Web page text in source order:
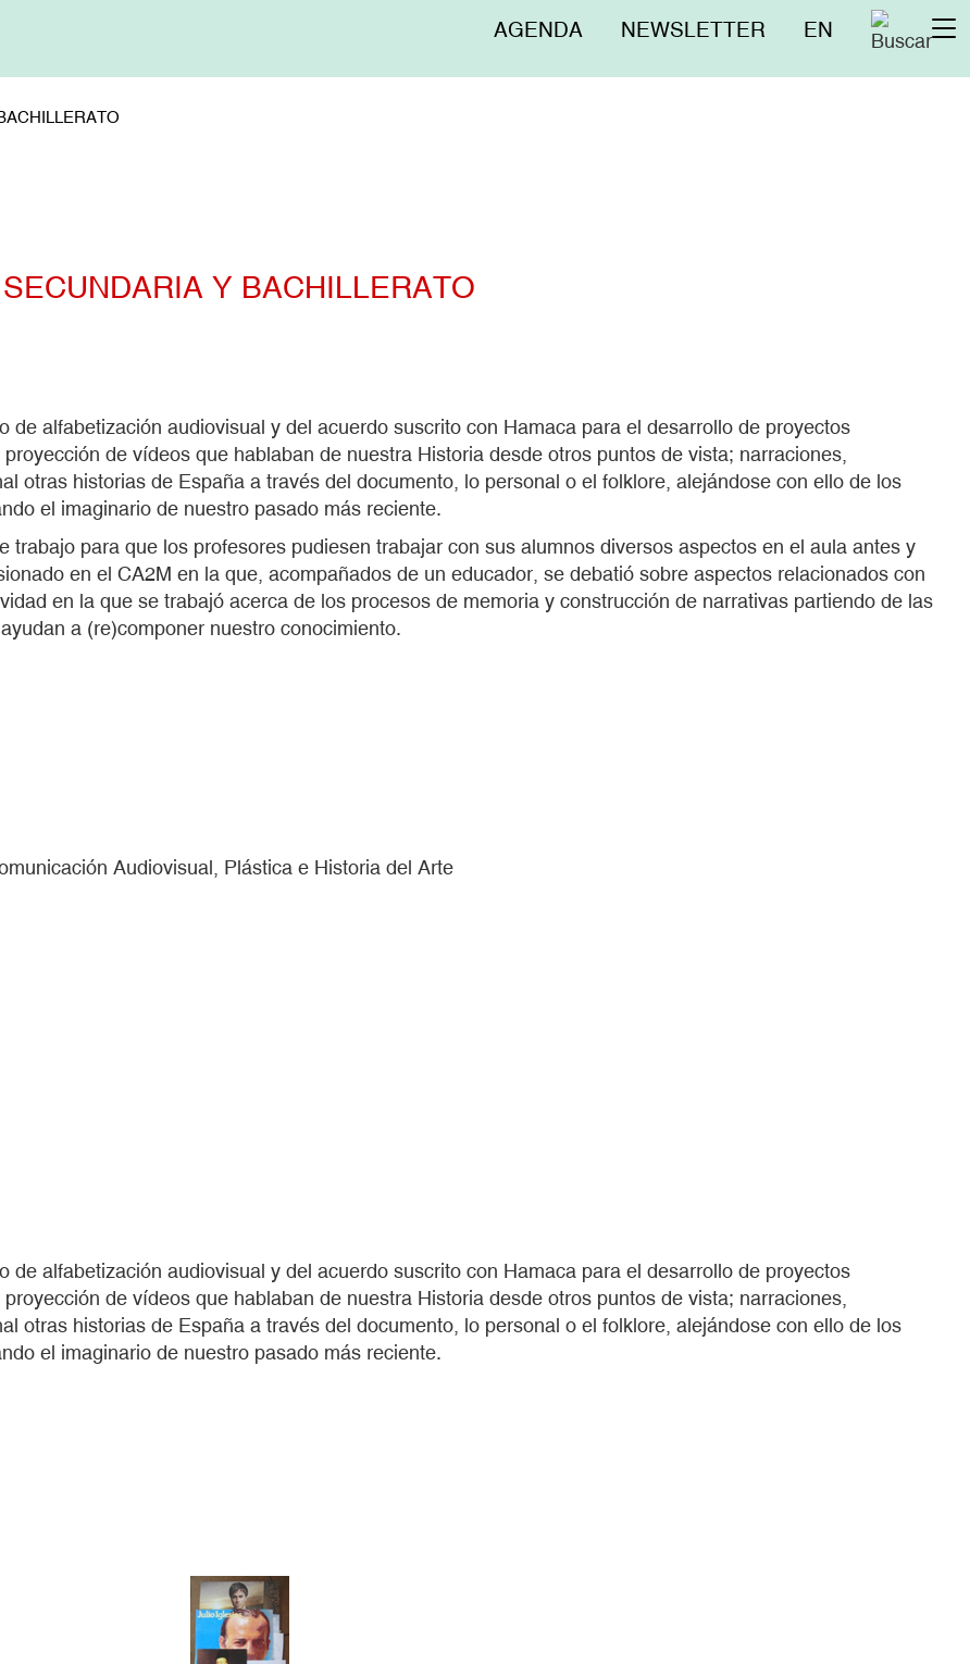
Menú
AGENDA NEWSLETTER EN
SECUNDARIA Y BACHILLERATO
de alfabetización audiovisual y del acuerdo suscrito con Hamaca para el desarrollo de proyectos
de vídeos que hablaban de nuestra Historia desde otros puntos de vista; narraciones,
otras historias de España a través del documento, lo personal o el folklore, alejándose con ello de los
el imaginario de nuestro pasado más reciente.
trabajo para que los profesores pudiesen trabajar con sus alumnos diversos aspectos en el aula antes y
en el CA2M en la que, acompañados de un educador, se debatió sobre aspectos relacionados con
en la que se trabajó acerca de los procesos de memoria y construcción de narrativas partiendo de las
a (re)componer nuestro conocimiento.
Audiovisual, Plástica e Historia del Arte
de alfabetización audiovisual y del acuerdo suscrito con Hamaca para el desarrollo de proyectos
de vídeos que hablaban de nuestra Historia desde otros puntos de vista; narraciones,
otras historias de España a través del documento, lo personal o el folklore, alejándose con ello de los
el imaginario de nuestro pasado más reciente.